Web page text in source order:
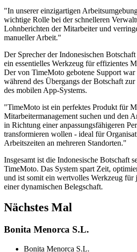
"In unserer einzigartigen
wichtige Rolle bei der schnelleren
Lohnberichten der Mitarbeiter und
manueller Arbeit."
Der Sprecher der Indonesischen
ein essentielles Werkzeug für effizientes
Der von TimeMoto gebotene Support war
während des Übergangs der Botschaft
des mobilen App-Systems.
"TimeMoto ist ein perfektes Produkt für
Mitarbeitermanagement suchen und den
in Richtung einer anpassungsfähigeren
transformieren wollen - ideal für
Arbeitszeiten an mehreren Standorten."
Insgesamt ist die Indonesische Botschaft
TimeMoto. Das System spart Zeit,
und ist somit ein wertvolles Werkzeug für
einer dynamischen Belegschaft.
Nächstes Mal
Bonita Menorca S.L.
Bonita Menorca S.L.